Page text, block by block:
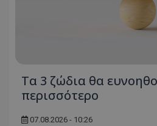
Τα 3 ζώδια θα
περισσότερο
07.08.2026 - 10:26